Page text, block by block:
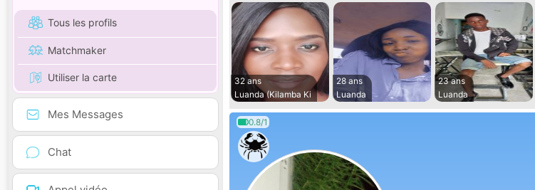
Tous les profils
Matchmaker
Utiliser la carte
Mes Messages
Chat
32 ans
Luanda (Kilamba Ki
28 ans
Luanda
23 ans
Luanda
0.8/1